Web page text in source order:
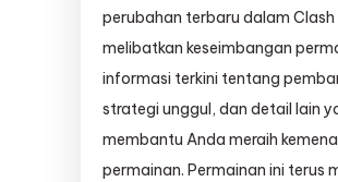
perubahan terbaru dalam
melibatkan keseimbangan
informasi terkini tentang
strategi unggul, dan detail lain
membantu Anda meraih
permainan. Permainan ini terus